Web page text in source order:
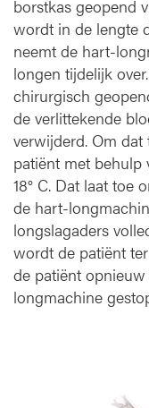
borstkas geopend
wordt in de lengte
neemt de hart-
longen tijdelijk
chirurgisch
de verlittekende
verwijderd. Om
patiënt met
18° C. Dat laat toe
de hart-
longslagaders
wordt de patiënt
de patiënt
longmachine